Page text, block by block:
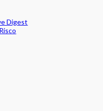
Digest